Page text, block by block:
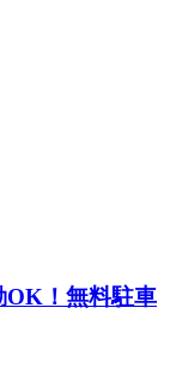
OK！無料駐車